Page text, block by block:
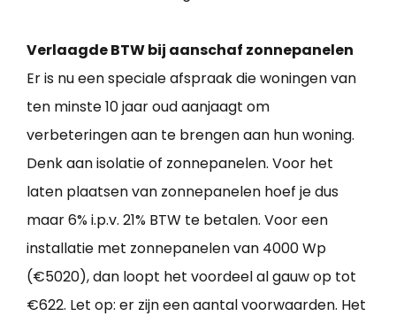
Verlaagde BTW bij aanschaf zonnepanelen
Er is nu een speciale afspraak die woningen van
ten minste 10 jaar oud aanjaagt om
verbeteringen aan te brengen aan hun woning.
Denk aan isolatie of zonnepanelen. Voor het
laten plaatsen van zonnepanelen hoef je dus
maar 6% i.p.v. 21% BTW te betalen. Voor een
installatie met zonnepanelen van 4000 Wp
(€5020), dan loopt het voordeel al gauw op tot
€622. Let op: er zijn een aantal voorwaarden. Het